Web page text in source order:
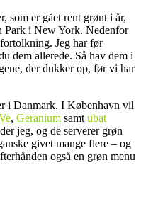
som er gået rent grønt i år,
Park i New York. Nedenfor
Jeg har før
dem allerede. Så hav dem i
der dukker op, før vi har
i Danmark. I København vil
, Geranium samt ubat
jeg, og de serverer grøn
givet mange flere – og
også en grøn menu